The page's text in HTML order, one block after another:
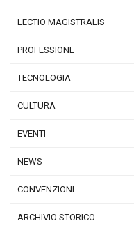
LECTIO MAGISTRALIS
PROFESSIONE
TECNOLOGIA
CULTURA
EVENTI
NEWS
CONVENZIONI
ARCHIVIO STORICO